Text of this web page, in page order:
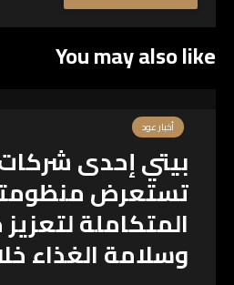
You may also like
أخبار عود
بيتي إحدى
تستعرض
المتكاملة
وسلامة الغذاء